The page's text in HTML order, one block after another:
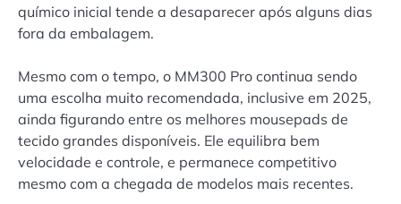
químico inicial tende a desaparecer após alguns dias
fora da embalagem.
Mesmo com o tempo, o MM300 Pro continua sendo
uma escolha muito recomendada, inclusive em 2025,
ainda figurando entre os melhores mousepads de
tecido grandes disponíveis. Ele equilibra bem
velocidade e controle, e permanece competitivo
mesmo com a chegada de modelos mais recentes.